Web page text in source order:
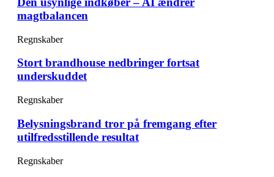
magtbalancen
Regnskaber
Stort brandhouse nedbringer fortsat
underskuddet
Regnskaber
Belysningsbrand tror på fremgang efter
utilfredsstillende resultat
Regnskaber